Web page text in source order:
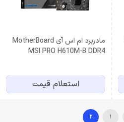
مادربرد ام اس آی MotherBoard
MSI PRO H610M-B DDR4
استعلام قیمت
1
2